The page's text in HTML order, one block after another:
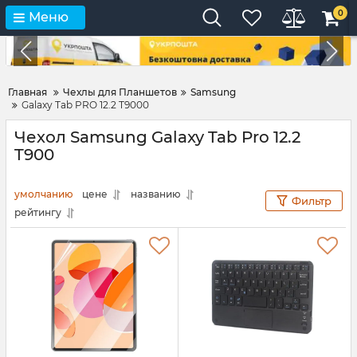
Меню 0
Главная Чехлы для Планшетов
Samsung
Galaxy Tab PRO 12.2 T9000
Чехол Samsung Galaxy Tab Pro 12.2
T900
умолчанию цене
названию
рейтингу
Фильтр